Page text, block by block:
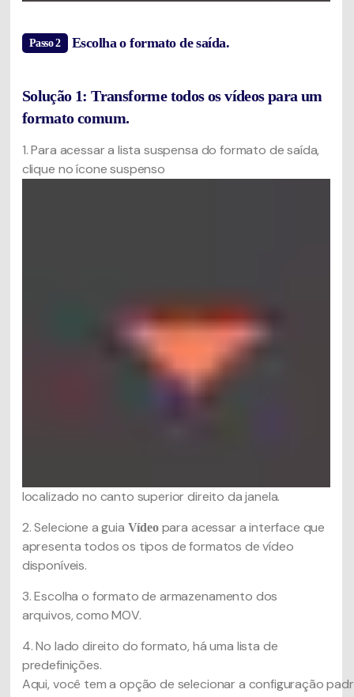
Passo 2 Escolha o formato de saída.
Solução 1: Transforme todos os vídeos para um
formato comum.
1. Para acessar a lista suspensa do formato de saída,
clique no ícone suspenso
localizado no canto superior direito da janela.
2. Selecione a guia Vídeopara acessar a interface que
apresenta todos os tipos de formatos de vídeo
disponíveis.
3. Escolha o formato de armazenamento dos
arquivos, como MOV.
4. No lado direito do formato, há uma lista de
predefinições.
Aqui, você tem a opção de selecionar a configuração